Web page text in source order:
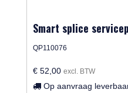
Smart splice
QP110076
€ 52,00 excl. BTW
Op aanvraag